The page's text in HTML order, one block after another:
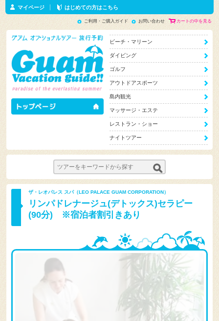
マイページ はじめての方はこちら
ご利用・ご購入ガイド お問い合わせ カートの中を見る
ビーチ・マリーン
ダイビング
ゴルフ
アウトドアスポーツ
島内観光
マッサージ・エステ
レストラン・ショー
ナイトツアー
ザ・レオパレス スパ（LEO PALACE GUAM CORPORATION）
リンパドレナージュ(デトックス)セラピー
(90分) ※宿泊者割引きあり